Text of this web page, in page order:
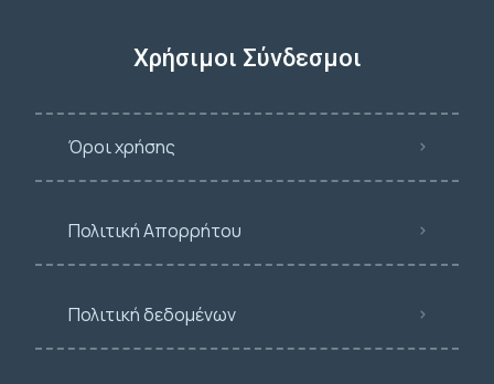
Χρήσιμοι Σύνδεσμοι
Όροι χρήσης
Πολιτική Απορρήτου
Πολιτική δεδομένων